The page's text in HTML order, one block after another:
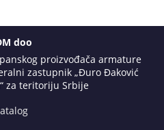
doo
proizvođača armature
zastupnik „Đuro Đaković
za teritoriju Srbije